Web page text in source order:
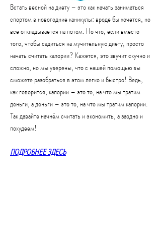
Встать весной на диету – это как начать заниматься
спортом в новогодние каникулы: вроде бы хочется, но
все откладывается на потом. Но что, если вместо
того, чтобы садиться на мучительную диету, просто
начать считать калории? Кажется, это звучит скучно и
сложно, но мы уверены, что с нашей помощью вы
сможете разобраться в этом легко и быстро! Ведь,
как говорится, калории – это то, на что мы тратим
деньги, а деньги – это то, на что мы тратим калории.
Так давайте начнём считать и экономить, а заодно и
похудеем!
ПОДРОБНЕЕ ЗДЕСЬ